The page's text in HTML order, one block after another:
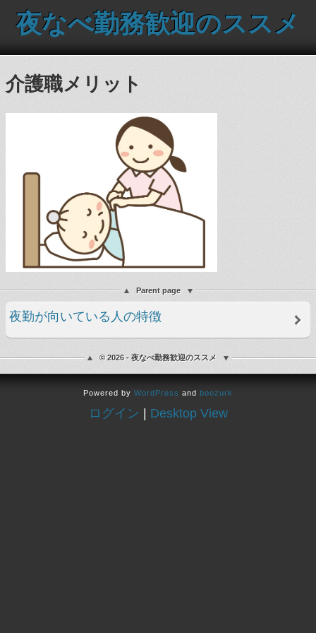
夜なべ勤務歓迎のススメ
介護職メリット
Parent page
夜勤が向いている人の特徴
© 2026 - 夜なべ勤務歓迎のススメ
Powered by WordPress and boozurk
ログイン | Desktop View